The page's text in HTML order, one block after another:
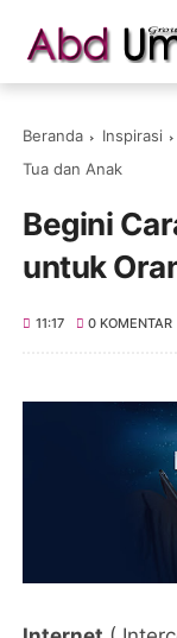
Beranda Inspirasi
Tua dan Anak
Begini
untuk
11:17 0 KOMENTAR